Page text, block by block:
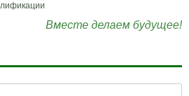
Вместе делаем будущее!